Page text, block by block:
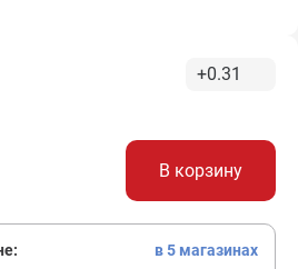
+0.31
В корзину
в 5 магазинах